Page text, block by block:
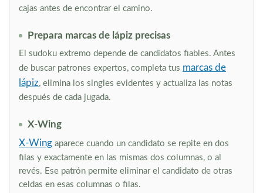
cajas antes de encontrar el camino.
Prepara marcas de lápiz precisas
El sudoku extremo depende de candidatos fiables. Antes
de buscar patrones expertos, completa tus marcas de
lápiz, elimina los singles evidentes y actualiza las notas
después de cada jugada.
X-Wing
X-Wing aparece cuando un candidato se repite en dos
filas y exactamente en las mismas dos columnas, o al
revés. Ese patrón permite eliminar el candidato de otras
celdas en esas columnas o filas.